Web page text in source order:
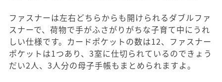
ファスナーは左右どちらからも開けられるダブルファ
スナーで、荷物で手がふさがりがちな子育て中にうれ
しい仕様です。カードポケットの数は12、ファスナー
ポケットは1つあり、3室に仕切られているのできょう
だい2人、3人分の母子手帳もまとめられますよ。